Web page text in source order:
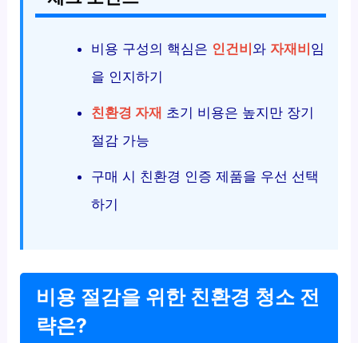
비용 구성의 핵심은 인건비와 자재비임
을 인지하기
친환경 자재 초기 비용은 높지만 장기
절감 가능
구매 시 친환경 인증 제품을 우선 선택
하기
비용 절감을 위한 친환경 청소 전
략은?